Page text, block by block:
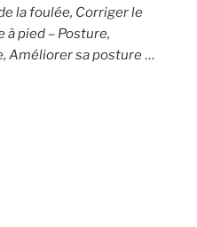
la foulée, Corriger le
à pied – Posture,
Améliorer sa posture…